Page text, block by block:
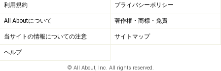
利用規約 プライバシーポリシー
All Aboutについて 著作権・商標・免責
当サイトの情報についての注意 サイトマップ
ヘルプ
© All About, Inc. All rights reserved.